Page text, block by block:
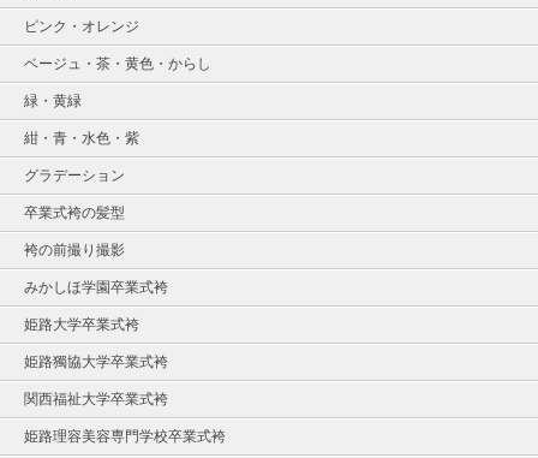
ピンク・オレンジ
ベージュ・茶・黄色・からし
緑・黄緑
紺・青・水色・紫
グラデーション
卒業式袴の髪型
袴の前撮り撮影
みかしほ学園卒業式袴
姫路大学卒業式袴
姫路獨協大学卒業式袴
関西福祉大学卒業式袴
姫路理容美容専門学校卒業式袴